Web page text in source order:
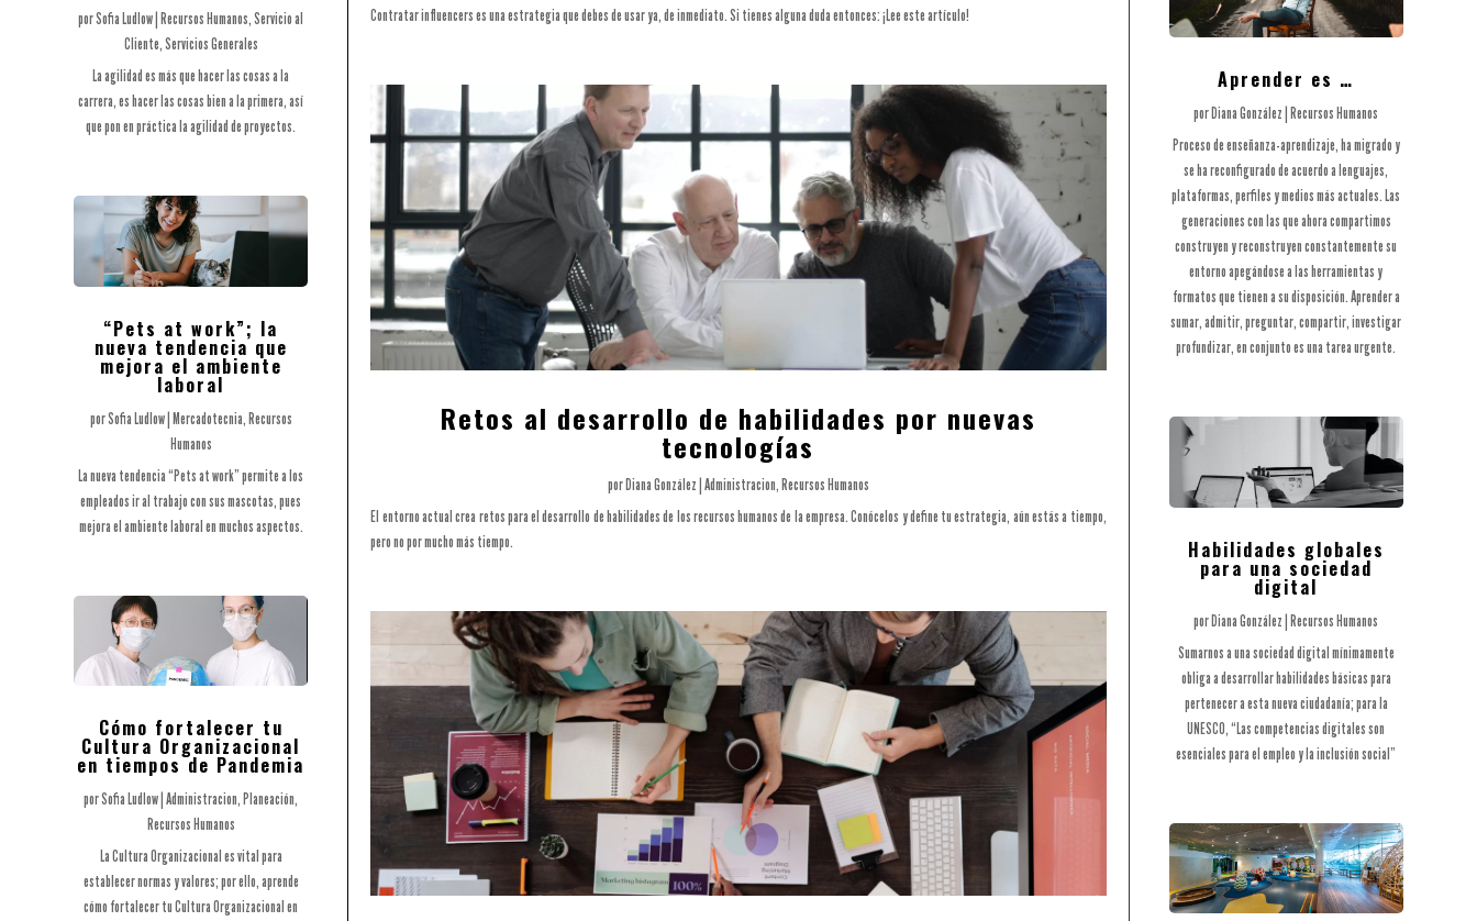
porSofia Ludlow|Recursos Humanos,Servicio al
Cliente,Servicios Generales
La agilidad es más que hacer las cosas a la
carrera, es hacer las cosas bien a la primera, así
que pon en práctica la agilidad de proyectos.
“Pets at work”; la
nueva tendencia que
mejora el ambiente
laboral
porSofia Ludlow|Mercadotecnia,Recursos
Humanos
La nueva tendencia “Pets at work” permite a los
empleados ir al trabajo con sus mascotas, pues
mejora el ambiente laboral en muchos aspectos.
Cómo fortalecer tu
Cultura Organizacional
en tiempos de Pandemia
porSofia Ludlow|Administracion,Planeación,
Recursos Humanos
La Cultura Organizacional es vital para
establecer normas y valores; por ello, aprende
cómo fortalecer tu Cultura Organizacional en
Contratar influencers es una estrategia que debes de usar ya, de inmediato. Si tienes alguna duda entonces: ¡Lee este artículo!
Retos al desarrollo de habilidades por nuevas
tecnologías
porDiana González |Administracion,Recursos Humanos
El entorno actual crea retos para el desarrollo de habilidades de los recursos humanos de la empresa. Conócelos y define tu estrategia, aún estás a tiempo,
pero no por mucho más tiempo.
Aprender es …
porDiana González |Recursos Humanos
Proceso de enseñanza-aprendizaje, ha migrado y
se ha reconfigurado de acuerdo a lenguajes,
plataformas, perfiles y medios más actuales. Las
generaciones con las que ahora compartimos
construyen y reconstruyen constantemente su
entorno apegándose a las herramientas y
formatos que tienen a su disposición. Aprender a
sumar, admitir, preguntar, compartir, investigar
profundizar, en conjunto es una tarea urgente.
Habilidades globales
para una sociedad
digital
porDiana González |Recursos Humanos
Sumarnos a una sociedad digital mínimamente
obliga a desarrollar habilidades básicas para
pertenecer a esta nueva ciudadanía; para la
UNESCO, “Las competencias digitales son
esenciales para el empleo y la inclusión social”